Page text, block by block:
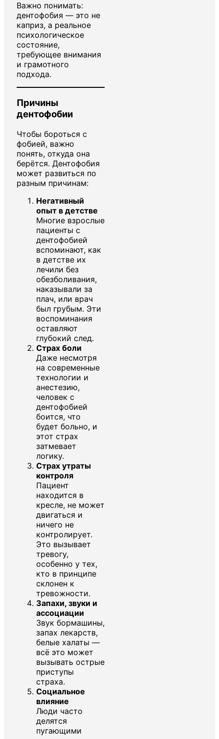
Важно понимать:
дентофобия — это не
каприз, а реальное
психологическое
состояние,
требующее внимания
и грамотного
подхода.
Причины
дентофобии
Чтобы бороться с
фобией, важно
понять, откуда она
берётся. Дентофобия
может развиться по
разным причинам:
Негативный
опыт в детстве
Многие взрослые
пациенты с
дентофобией
вспоминают, как
в детстве их
лечили без
обезболивания,
наказывали за
плач, или врач
был грубым. Эти
воспоминания
оставляют
глубокий след.
Страх боли
Даже несмотря
на современные
технологии и
анестезию,
человек с
дентофобией
боится, что
будет больно, и
этот страх
затмевает
логику.
Страх утраты
контроля
Пациент
находится в
кресле, не может
двигаться и
ничего не
контролирует.
Это вызывает
тревогу,
особенно у тех,
кто в принципе
склонен к
тревожности.
Запахи, звуки и
ассоциации
Звук бормашины,
запах лекарств,
белые халаты —
всё это может
вызывать острые
приступы
страха.
Социальное
влияние
Люди часто
делятся
пугающими